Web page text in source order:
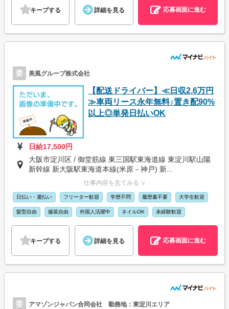
キープする 詳細を見る 応募画面に進む
委 美風グループ株式会社
【配送ドライバー】≪日収2.6万円
≫車両リース永年無料♪置き配90%
以上◎単発日払いOK
日給17,500円
大阪市淀川区 / 御堂筋線 東三国駅東海道線 東淀川駅山陽
新幹線 新大阪駅東海道本線(米原－神戸) 新...
仕事内容を見てみる ∨
日払い・週払い フリーター歓迎 学歴不問 履歴書不要 大学生歓迎
髪型自由 服装自由 外国人活躍中 ネイルOK 未経験歓迎
キープする 詳細を見る 応募画面に進む
委 アマゾンジャパン合同会社 勤務地：東淀川エリア